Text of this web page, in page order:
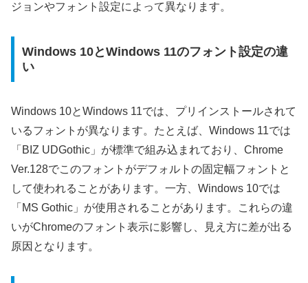
ジョンやフォント設定によって異なります。
Windows 10とWindows 11のフォント設定の違
い
Windows 10とWindows 11では、プリインストールされて
いるフォントが異なります。たとえば、Windows 11では
「BIZ UDGothic」が標準で組み込まれており、Chrome
Ver.128でこのフォントがデフォルトの固定幅フォントと
して使われることがあります。一方、Windows 10では
「MS Gothic」が使用されることがあります。これらの違
いがChromeのフォント表示に影響し、見え方に差が出る
原因となります。